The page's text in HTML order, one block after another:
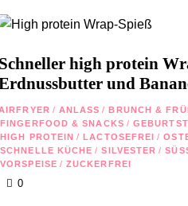
Schneller high protein
und
/ ANLASS / BRUNCH &
FINGERFOOD & SNACKS /
HIGH PROTEIN / LACTOSEFREI /
SCHNELLE KÜCHE / SILVESTER /
VORSPEISE / ZUCKERFREI
0